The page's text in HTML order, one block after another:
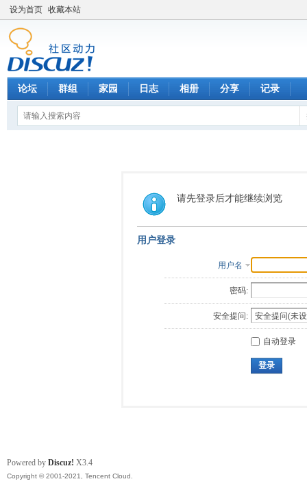
设为首页 收藏本站
论坛 群组 家园 日志 相册 分享 记录
请先登录后才能继续浏览
用户登录
用户名
密码:
安全提问:
自动登录
登录
Powered by Discuz! X3.4
Copyright © 2001-2021, Tencent Cloud.